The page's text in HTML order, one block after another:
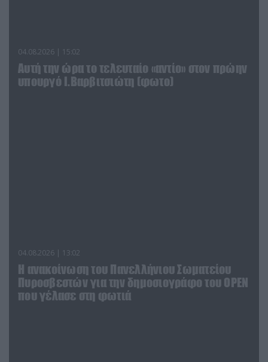
04.08.2026 | 15:02
Αυτή την ώρα το τελευταίο «αντίο» στον πρώην
υπουργό Ι.Βαρβιτσιώτη (φωτο)
04.08.2026 | 13:02
Η ανακοίνωση του Πανελλήνιου Σωματείου
Πυροσβεστών για την δημοσιογράφο του OPEN
που γέλασε στη φωτιά